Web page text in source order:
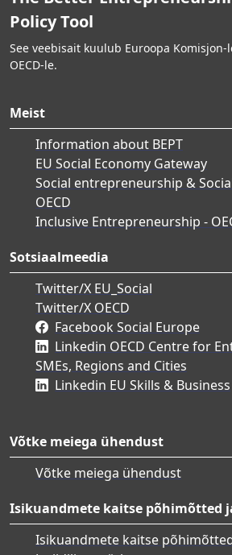
Policy Tool
See veebisait kuulub Euroopa Komisjon-
OECD-le.
Meist
Information about BEPT
EU Social Economy Gateway
Social entrepreneurship &
OECD
Inclusive Entrepreneurship -
Sotsiaalmeedia
Twitter/X EU_Social
Twitter/X OECD
Facebook Social Europe
Linkedin OECD Centre for
SMEs, Regions and Cities
Linkedin EU Skills & Business
Võtke meiega ühendust
Võtke meiega ühendust
Isikuandmete kaitse põhimõtted
Isikuandmete kaitse